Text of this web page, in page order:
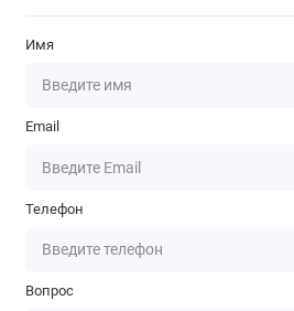
Имя
Email
Телефон
Вопрос